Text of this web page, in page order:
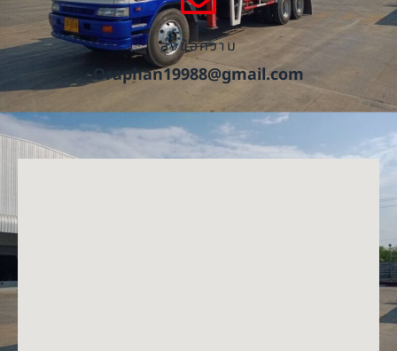
ส่งข้อความ
Oraphan19988@gmail.com